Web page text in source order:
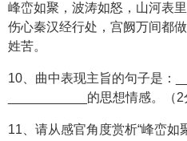
峰峦如聚，波涛如怒，山河表
伤心秦汉经行处，宫阙万间都
姓苦。
10、曲中表现主旨的句子是：
___________的思想情感。（2
11、请从感官角度赏析“峰峦如